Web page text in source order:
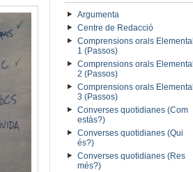
Argumenta
Centre de Redacció
Comprensions orals Elemental
1 (Passos)
Comprensions orals Elemental
2 (Passos)
Comprensions orals Elemental
3 (Passos)
Converses quotidianes (Com
estàs?)
Converses quotidianes (Qui
és?)
Converses quotidianes (Res
més?)